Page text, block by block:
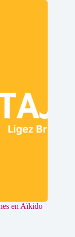
en Aïkido